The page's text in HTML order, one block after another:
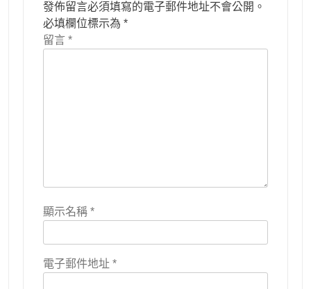
發佈留言必須填寫的電子郵件地址不會公開。
必填欄位標示為 *
留言 *
顯示名稱 *
電子郵件地址 *